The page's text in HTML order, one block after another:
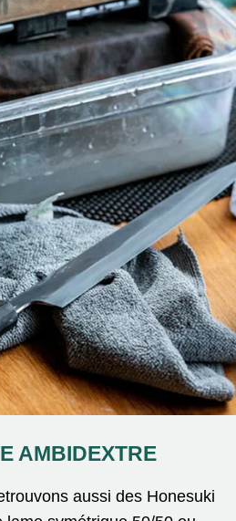
AMBIDEXTRE
aussi des Honesuki